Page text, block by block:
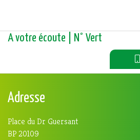
A votre écoute | N° Vert
Adresse
Place du Dr Guersant
BP 20109